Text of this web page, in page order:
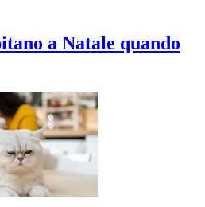
a Natale quando